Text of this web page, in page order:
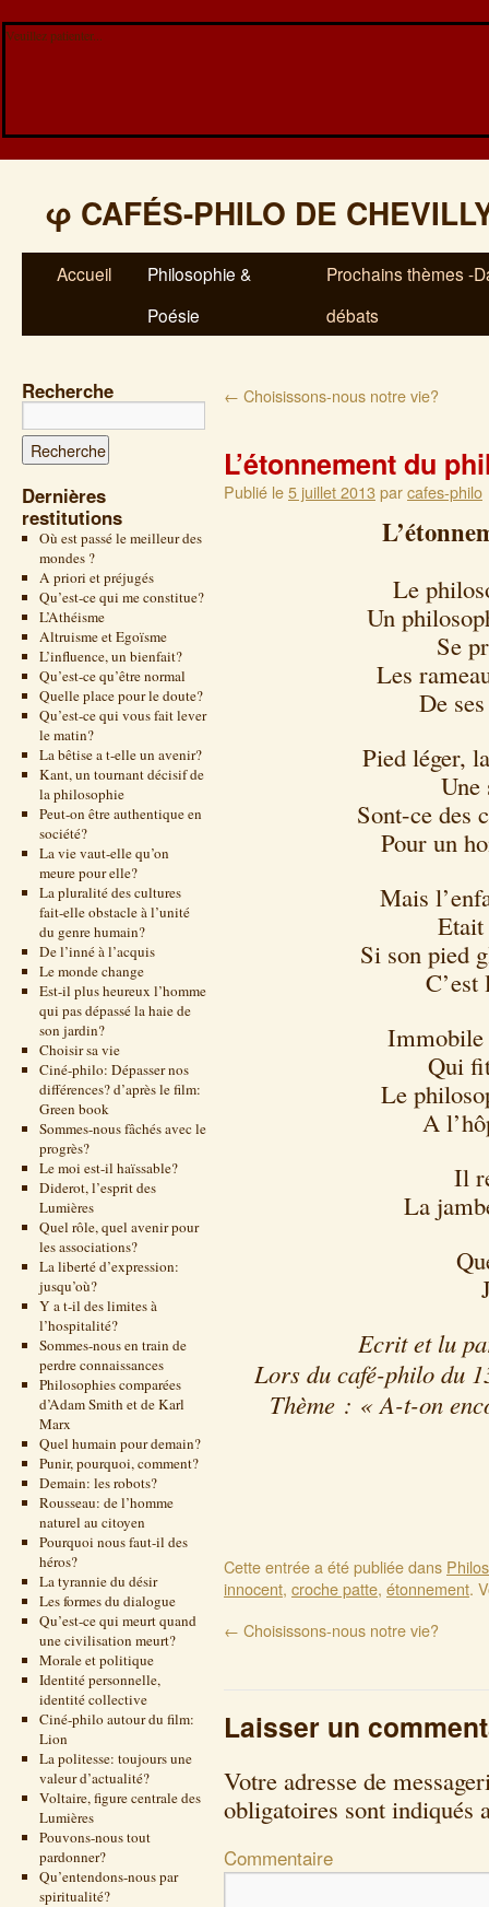
Veuillez patienter...
φ CAFÉS-PHILO DE
Accueil
Philosophie &
Poésie
Prochains thèmes -
débats
Recherche
Dernières
restitutions
Où est passé le meilleur des
mondes ?
A priori et préjugés
Qu’est-ce qui me constitue?
L’Athéisme
Altruisme et Egoïsme
L’influence, un bienfait?
Qu’est-ce qu’être normal
Quelle place pour le doute?
Qu’est-ce qui vous fait lever
le matin?
La bêtise a t-elle un avenir?
Kant, un tournant décisif de
la philosophie
Peut-on être authentique en
société?
La vie vaut-elle qu’on
meure pour elle?
La pluralité des cultures
fait-elle obstacle à l’unité
du genre humain?
De l’inné à l’acquis
Le monde change
Est-il plus heureux l’homme
qui pas dépassé la haie de
son jardin?
Choisir sa vie
Ciné-philo: Dépasser nos
différences? d’après le film:
Green book
Sommes-nous fâchés avec le
progrès?
Le moi est-il haïssable?
Diderot, l’esprit des
Lumières
Quel rôle, quel avenir pour
les associations?
La liberté d’expression:
jusqu’où?
Y a t-il des limites à
l’hospitalité?
Sommes-nous en train de
perdre connaissances
Philosophies comparées
d’Adam Smith et de Karl
Marx
Quel humain pour demain?
Punir, pourquoi, comment?
Demain: les robots?
Rousseau: de l’homme
naturel au citoyen
Pourquoi nous faut-il des
héros?
La tyrannie du désir
Les formes du dialogue
Qu’est-ce qui meurt quand
une civilisation meurt?
Morale et politique
Identité personnelle,
identité collective
Ciné-philo autour du film:
Lion
La politesse: toujours une
valeur d’actualité?
Voltaire, figure centrale des
Lumières
Pouvons-nous tout
pardonner?
Qu’entendons-nous par
spiritualité?
← Choisissons-nous notre vie?
L’étonnement du
Publié le5 juillet 2013parcafes-philo
Le
Un
Se
Les
De
Pied léger,
Une
Sont-ce des
Pour un
Mais
Si son pied
Immobile
Qui
Le
A
Il
La
Ecrit et lu
Lors du café-philo du
Thème : « A-t-on
Cette entrée a été publiée dans
innocent, croche patte, étonnement.
← Choisissons-nous notre vie?
Laisser un
Votre adresse de
obligatoires sont indiqués
Commentaire